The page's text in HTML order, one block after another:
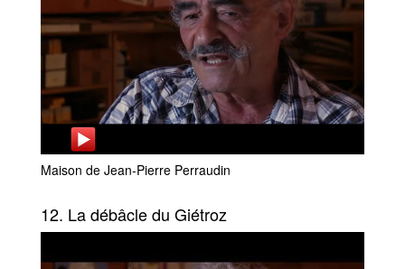
Maison de Jean-Pierre Perraudin
12. La débâcle du Giétroz